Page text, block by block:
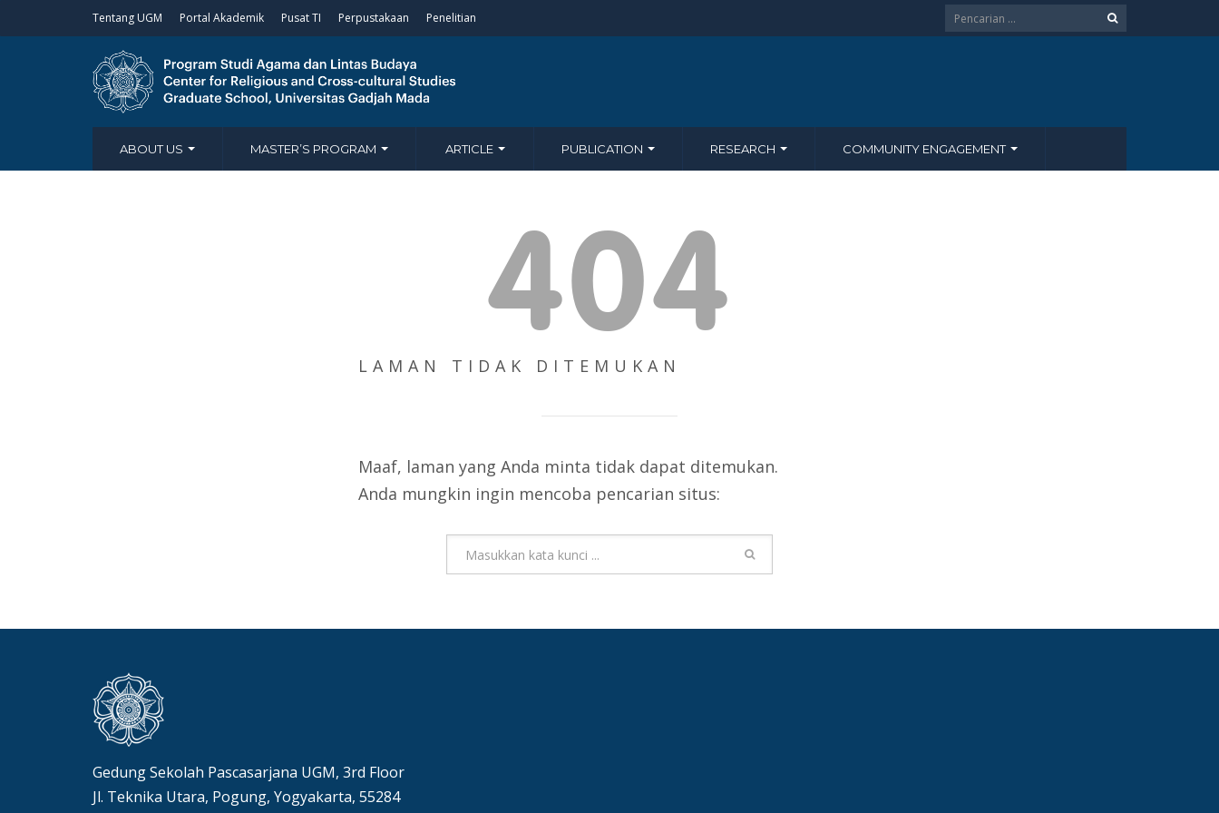
Tentang UGM Portal Akademik Pusat TI Perpustakaan Penelitian
ABOUT US MASTER’S PROGRAM ARTICLE PUBLICATION RESEARCH COMMUNITY ENGAGEMENT
404
LAMAN TIDAK DITEMUKAN
Maaf, laman yang Anda minta tidak dapat ditemukan.
Anda mungkin ingin mencoba pencarian situs:
Gedung Sekolah Pascasarjana UGM, 3rd Floor
Jl. Teknika Utara, Pogung, Yogyakarta, 55284